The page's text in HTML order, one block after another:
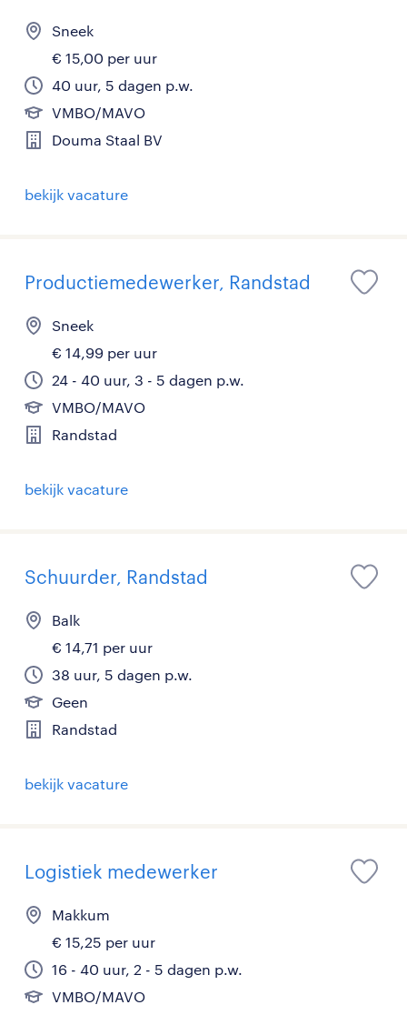
Sneek
€ 15,00 per uur
40 uur, 5 dagen p.w.
VMBO/MAVO
Douma Staal BV
bekijk vacature
Productiemedewerker, Randstad
Sneek
€ 14,99 per uur
24 - 40 uur, 3 - 5 dagen p.w.
VMBO/MAVO
Randstad
bekijk vacature
Schuurder, Randstad
Balk
€ 14,71 per uur
38 uur, 5 dagen p.w.
Geen
Randstad
bekijk vacature
Logistiek medewerker
Makkum
€ 15,25 per uur
16 - 40 uur, 2 - 5 dagen p.w.
VMBO/MAVO